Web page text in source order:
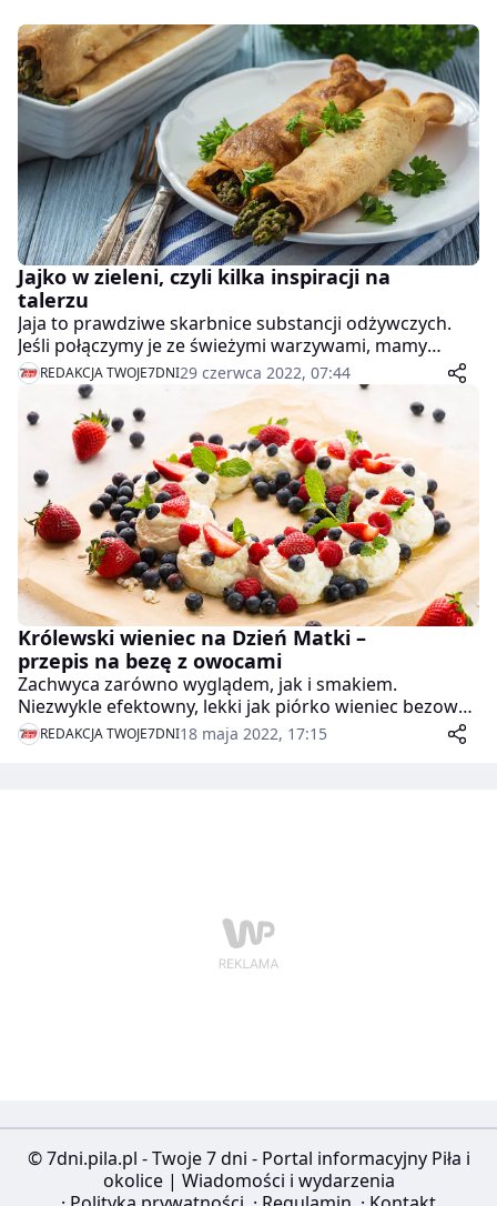
Jajko w zieleni, czyli kilka inspiracji na
talerzu
Jaja to prawdziwe skarbnice substancji odżywczych.
Jeśli połączymy je ze świeżymi warzywami, mamy
prosty sposób na dostarczenie organizmowi
niezbędnych witamin i minerałów. Szczególnie o tej
porze roku takie dania są nie tylko zdrowe, ale
wyjątkowo smaczne. Wystarczy kilka jajek,
szczypiorek, koperek, pietruszka, rzodkiewka lub
szparagi i błyskawicznie wyczarujemy potrawy, które
równie szybko znikną z talerzy.
REDAKCJA TWOJE7DNI29 czerwca 2022, 07:44
Królewski wieniec na Dzień Matki –
przepis na bezę z owocami
Zachwyca zarówno wyglądem, jak i smakiem.
Niezwykle efektowny, lekki jak piórko wieniec bezowy
uświetni każdą uroczystość. Ta wariacja na temat
słynnej bezy Pavlovej to doskonały pomysł na Dzień
REDAKCJA TWOJE7DNI18 maja 2022, 17:15
© 7dni.pila.pl - Twoje 7 dni - Portal informacyjny Piła i
okolice | Wiadomości i wydarzenia